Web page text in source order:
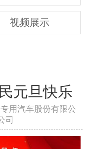
视频展示
元旦快乐
用汽车股份有限公
司